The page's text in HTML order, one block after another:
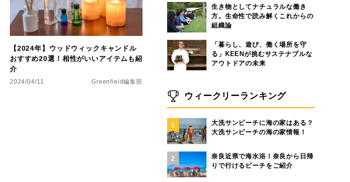
【2024年】ウッドウィックキャンドル
おすすめ20選！相性がいいアイテムも紹
介
2024/04/11 Greenfield編集部
生き物としてナチュラルな働き
方。生命性で読み解くこれからの
組織論
「暮らし、遊び、働く場所を守
る」KEENが挑むサステナブルな
アウトドアの未来
ウィークリーランキング
1
大洗サンビーチに海の家はある？
大洗サンビーチの海の家情報！
2
奈良近県で海水浴！奈良から日帰
りで行けるビーチをご紹介